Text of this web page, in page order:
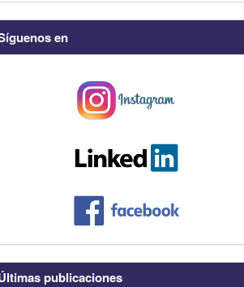
en
publicaciones